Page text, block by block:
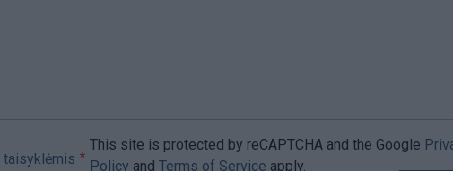
taisyklėmis
This site is protected by reCAPTCHA and the Google
Policy and Terms of Service apply.